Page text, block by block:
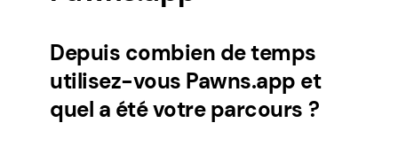
Depuis combien de temps
utilisez-vous Pawns.app et
quel a été votre parcours ?